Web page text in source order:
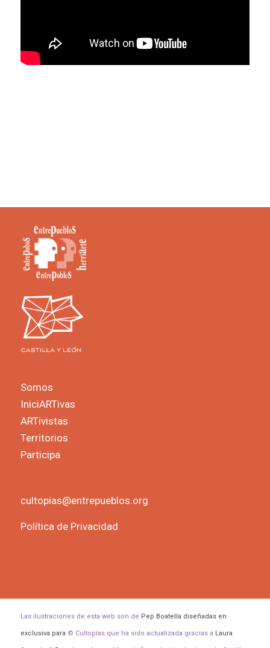
Somos
IniciARTivas
ARTivistas
Territorios
Participa
cultopias@entrepueblos.org
Política de Privacidad
Las ilustraciones de esta web son de Pep Boatella diseñadas en
exclusiva para © Cultopías que ha sido actualizada gracias a Laura